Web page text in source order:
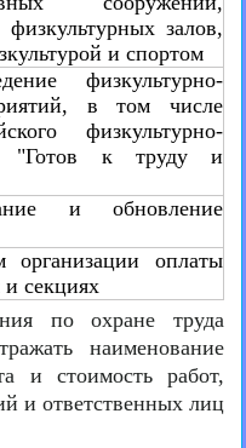
залов,
и спортом
физкультурно-
в том числе
физкультурно-
"Готов к труду и
и обновление
организации оплаты
и секциях
по охране труда
наименование
и стоимость работ,
и ответственных лиц